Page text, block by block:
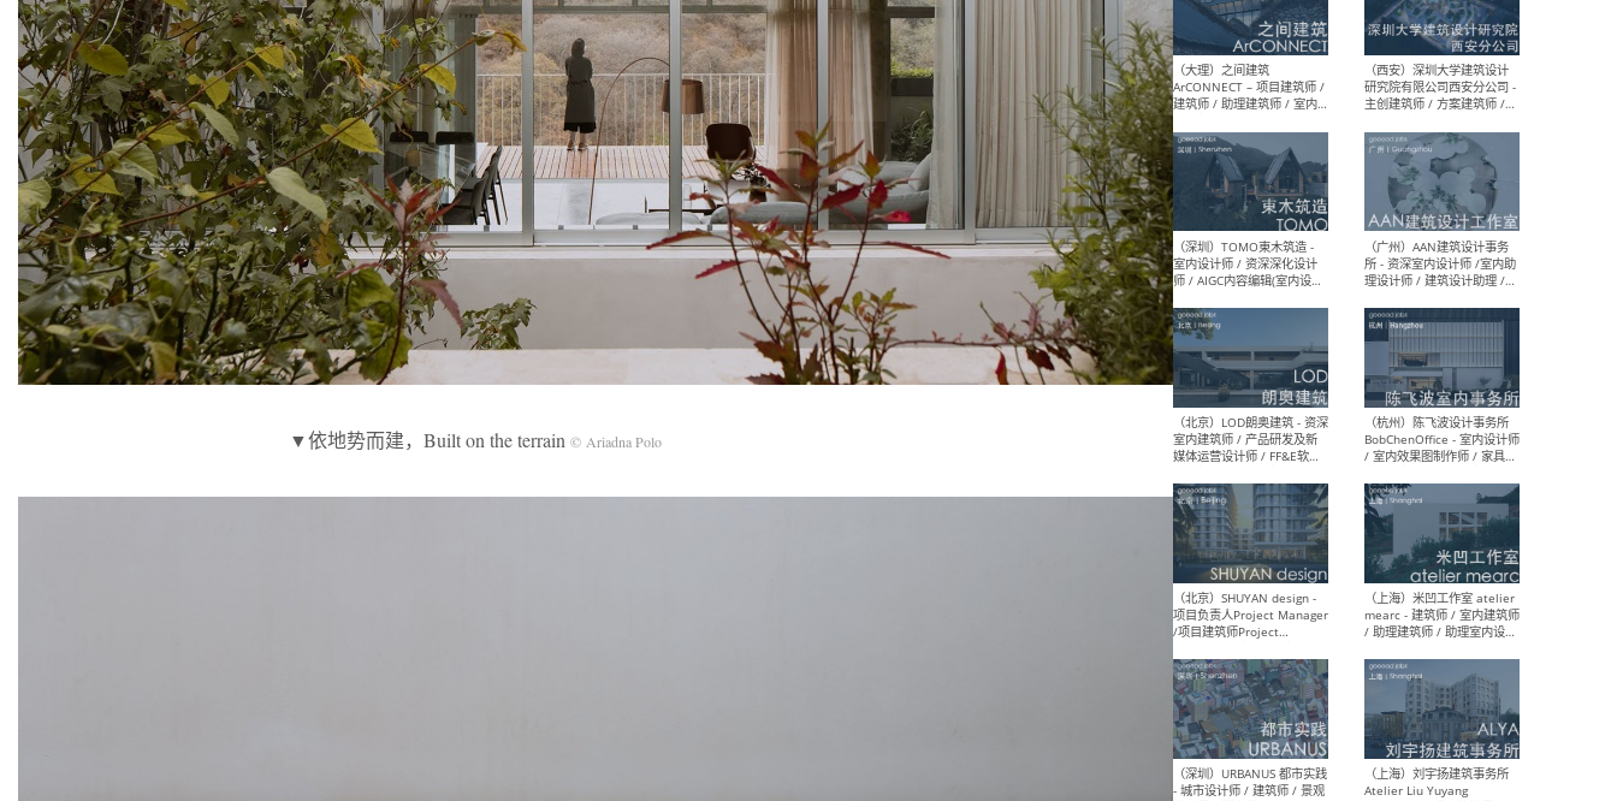
▼依地势而建，Built on the terrain © Ariadna Polo
Design - 室内主案设计师 /
室内设计师 / 施工图深化设
计师 / 室内设计助理 / 新媒
体运营
（南京/淮安）江苏美城建筑
规划设计院有限公司 - 建筑方
案设计师 / 商务经理 / 暖通
设计师 / 造价工程师
（大理）之间建筑
ArCONNECT – 项目建筑师 /
建筑师 / 助理建筑师 / 室内
设计师 / 实习生
（深圳）TOMO東木筑造 -
室内设计师 / 资深深化设计
方向) / 照明设计师 / 软装设
计师